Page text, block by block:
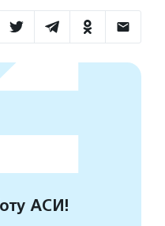
АСИ!